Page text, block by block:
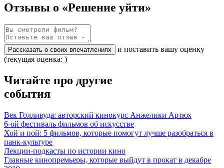
Отзывы о «Решение уйти»
Рассказать о своих впечатлениях
и поставить вашу оценку
(текущая оценка: )
Читайте про другие
события
Век Голливуда: авторский кинокурс Анжелики Артюх
6-ой фестиваль фильмов об искусстве
Хой и пой: 5 фильмов, которые помогут лучше разобраться в
панк-культуре
Лекции-подкасты по истории кино
Главные кинопремьеры, которые выйдут в прокат в декабре